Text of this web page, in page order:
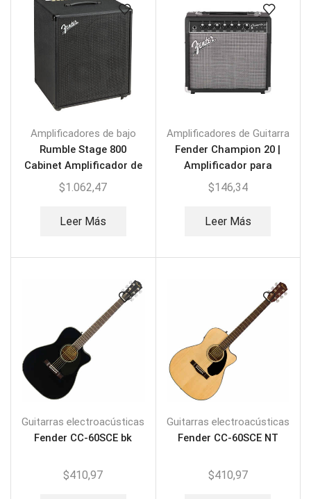
Amplificadores de bajo
Rumble Stage 800
Cabinet Amplificador de
bajo
$1.062,47
Leer Más
Amplificadores de Guitarra
Fender Champion 20 |
Amplificador para
Guitarra
$146,34
Leer Más
Guitarras electroacústicas
Fender CC-60SCE bk
$410,97
Guitarras electroacústicas
Fender CC-60SCE NT
$410,97